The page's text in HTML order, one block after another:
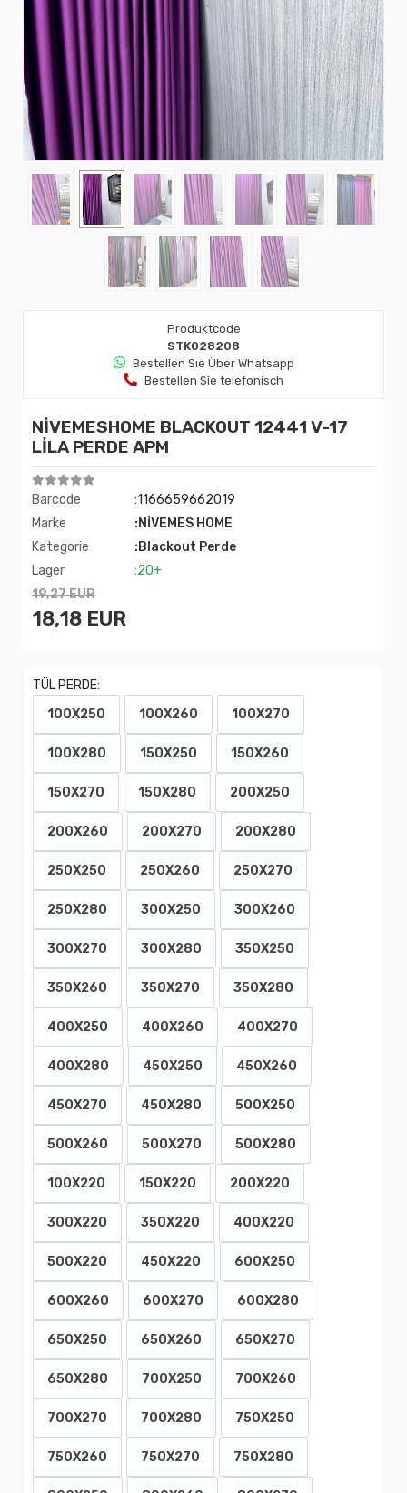
Produktcode
STK028208
Bestellen Sıe Über Whatsapp
Bestellen Sie telefonisch
NİVEMESHOME BLACKOUT 12441 V-17
LİLA PERDE APM
Barcode
:1166659662019
Marke
:NİVEMES HOME
Kategorie
:Blackout Perde
Lager
:20+
19,27 EUR
18,18 EUR
TÜL PERDE:
100X250
100X260 100X270
100X280 150X250 150X260
150X270 150X280 200X250
200X260 200X270 200X280
250X250 250X260 250X270
250X280 300X250 300X260
300X270 300X280 350X250
350X260 350X270 350X280
400X250 400X260 400X270
400X280 450X250 450X260
450X270 450X280 500X250
500X260 500X270 500X280
100X220 150X220 200X220
300X220 350X220 400X220
500X220 450X220 600X250
600X260 600X270 600X280
650X250 650X260 650X270
650X280 700X250 700X260
700X270 700X280 750X250
750X260 750X270 750X280